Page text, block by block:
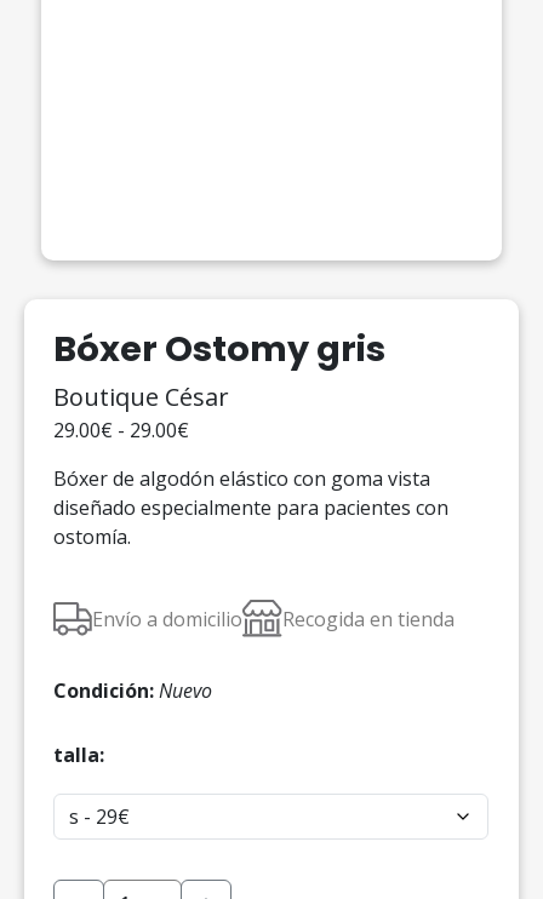
Bóxer Ostomy gris
Boutique César
29.00€ - 29.00€
Bóxer de algodón elástico con goma vista
diseñado especialmente para pacientes con
ostomía.
Envío a domicilio Recogida en tienda
Condición:Nuevo
talla: